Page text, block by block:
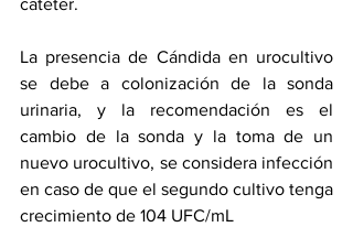
catéter.
La presencia de Cándida en urocultivo
se debe a colonización de la sonda
urinaria, y la recomendación es el
cambio de la sonda y la toma de un
nuevo urocultivo, se considera infección
en caso de que el segundo cultivo tenga
crecimiento de 104 UFC/mL